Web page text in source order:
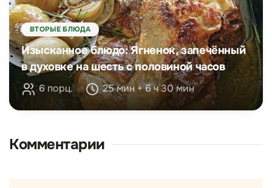
ВТОРЫЕ БЛЮДА
Изысканное блюдо: Ягненок, запечённый
в духовке на шесть с половиной часов
6 порц. 25 мин + 6 ч 30 мин
Комментарии